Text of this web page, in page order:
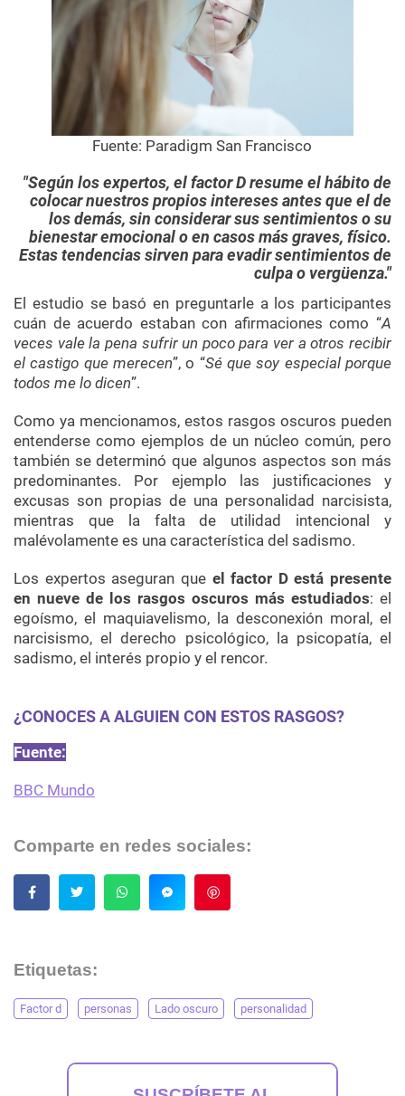
Fuente: Paradigm San Francisco
Según los expertos, el factor D resume el hábito de
colocar nuestros propios intereses antes que el de
los demás, sin considerar sus sentimientos o su
bienestar emocional o en casos más graves, físico.
Estas tendencias sirven para evadir sentimientos de
culpa o vergüenza.
El estudio se basó en preguntarle a los participantes
cuán de acuerdo estaban con afirmaciones como “A
veces vale la pena sufrir un poco para ver a otros recibir
el castigo que merecen”, o “Sé que soy especial porque
todos me lo dicen”.
Como ya mencionamos, estos rasgos oscuros pueden
entenderse como ejemplos de un núcleo común, pero
también se determinó que algunos aspectos son más
predominantes. Por ejemplo las justificaciones y
excusas son propias de una personalidad narcisista,
mientras que la falta de utilidad intencional y
malévolamente es una característica del sadismo.
Los expertos aseguran que el factor D está presente
en nueve de los rasgos oscuros más estudiados: el
egoísmo, el maquiavelismo, la desconexión moral, el
narcisismo, el derecho psicológico, la psicopatía, el
sadismo, el interés propio y el rencor.
¿CONOCES A ALGUIEN CON ESTOS RASGOS?
Fuente:
BBC Mundo
Comparte en redes sociales:
Etiquetas:
Factor d personas Lado oscuro personalidad